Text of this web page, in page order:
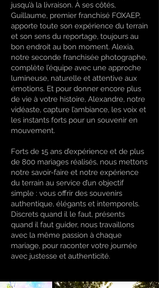
jusqu’à la livraison. À ses côtés,
Guillaume, premier franchisé FOXAEP,
apporte toute son expérience du terrain
et son sens du reportage, toujours au
bon endroit au bon moment. Alexia,
notre seconde franchisée photographe,
complète l’équipe avec une approche
lumineuse, naturelle et attentive aux
émotions. Et pour donner encore plus
de vie à votre histoire, Alexandre, notre
vidéaste, capture l’ambiance, les voix et
les instants forts pour un souvenir en
mouvement.
Forts de 15 ans d’expérience et de plus
de 800 mariages réalisés, nous mettons
notre savoir-faire et notre expérience
du terrain au service d’un objectif
simple : vous offrir des souvenirs
authentique, élégants et intemporels.
Discrets quand il le faut, présents
quand il faut guider, nous travaillons
avec la même passion à chaque
mariage, pour raconter votre journée
avec justesse et authenticité.